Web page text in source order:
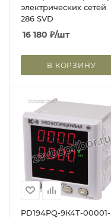
электрических сетей
286 SVD
16 180 ₽/шт
В КОРЗИНУ
PD194PQ-9К4T-00001-